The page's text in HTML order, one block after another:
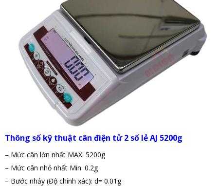
Thông số kỹ thuật cân điện tử 2 số lẻ AJ 5200g
– Mức cân lớn nhất MAX: 5200g
– Mức cân nhỏ nhất Min: 0.2g
– Bước nhảy (Độ chính xác): d= 0.01g